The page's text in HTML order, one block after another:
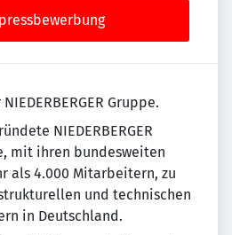
Gruppe.
NIEDERBERGER
mit ihren bundesweiten
als 4.000 Mitarbeitern, zu
und technischen
in Deutschland.